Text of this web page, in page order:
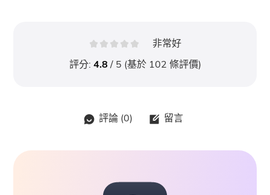
非常好
評分: 4.8/ 5 (基於 102 條評價)
評論 (0) 留言